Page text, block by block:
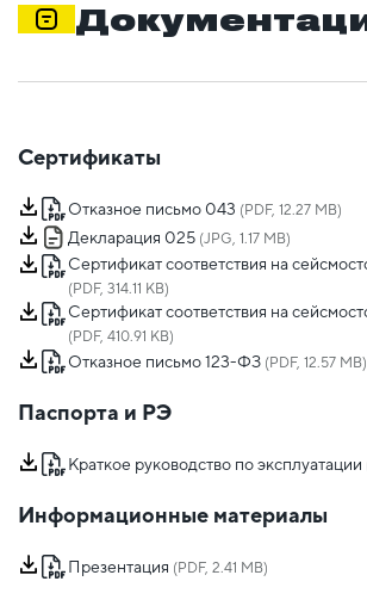
Сертификаты
Отказное письмо 043 (PDF, 12.27 MB)
Декларация 025 (JPG, 1.17 MB)
Сертификат соответствия на
(PDF, 314.11 KB)
Сертификат соответствия на
(PDF, 410.91 KB)
Отказное письмо 123-ФЗ (PDF, 12.57 MB)
Паспорта и РЭ
Краткое руководство по эксплуатации
Информационные материалы
Презентация (PDF, 2.41 MB)